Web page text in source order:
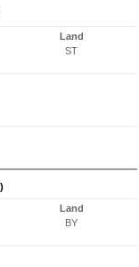
Land
ST
Land
BY